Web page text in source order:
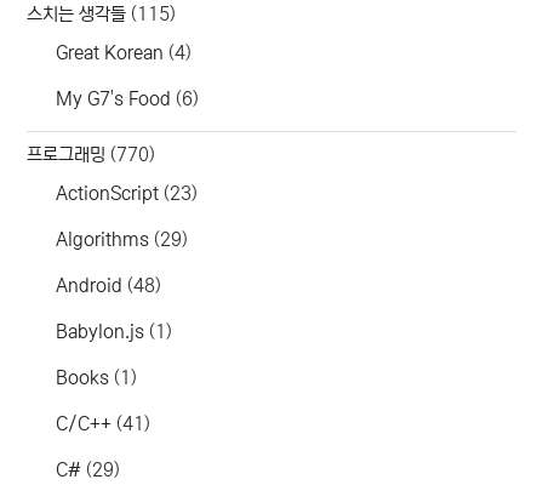
스치는 생각들 (115)
Great Korean (4)
My G7's Food (6)
프로그래밍 (770)
ActionScript (23)
Algorithms (29)
Android (48)
Babylon.js (1)
Books (1)
C/C++ (41)
C# (29)